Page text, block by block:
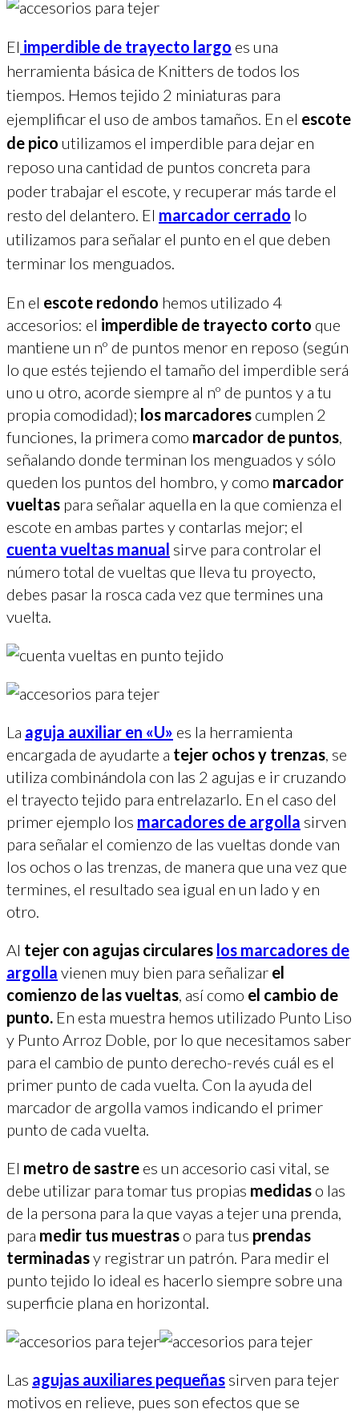
El imperdible de trayecto largo es una
herramienta básica de Knitters de todos los
tiempos. Hemos tejido 2 miniaturas para
ejemplificar el uso de ambos tamaños. En el escote
de pico utilizamos el imperdible para dejar en
reposo una cantidad de puntos concreta para
poder trabajar el escote, y recuperar más tarde el
resto del delantero. El marcador cerrado lo
utilizamos para señalar el punto en el que deben
terminar los menguados.
En el escote redondo hemos utilizado 4
accesorios: el imperdible de trayecto corto que
mantiene un nº de puntos menor en reposo (según
lo que estés tejiendo el tamaño del imperdible será
uno u otro, acorde siempre al nº de puntos y a tu
propia comodidad); los marcadores cumplen 2
funciones, la primera como marcador de puntos,
señalando donde terminan los menguados y sólo
queden los puntos del hombro, y como marcador
vueltas para señalar aquella en la que comienza el
escote en ambas partes y contarlas mejor; el
cuenta vueltas manual sirve para controlar el
número total de vueltas que lleva tu proyecto,
debes pasar la rosca cada vez que termines una
vuelta.
La aguja auxiliar en «U» es la herramienta
encargada de ayudarte a tejer ochos y trenzas, se
utiliza combinándola con las 2 agujas e ir cruzando
el trayecto tejido para entrelazarlo. En el caso del
primer ejemplo los marcadores de argolla sirven
para señalar el comienzo de las vueltas donde van
los ochos o las trenzas, de manera que una vez que
termines, el resultado sea igual en un lado y en
otro.
Al tejer con agujas circulares los marcadores de
argolla vienen muy bien para señalizar el
comienzo de las vueltas, así como el cambio de
punto. En esta muestra hemos utilizado Punto Liso
y Punto Arroz Doble, por lo que necesitamos saber
para el cambio de punto derecho-revés cuál es el
primer punto de cada vuelta. Con la ayuda del
marcador de argolla vamos indicando el primer
punto de cada vuelta.
El metro de sastre es un accesorio casi vital, se
debe utilizar para tomar tus propias medidas o las
de la persona para la que vayas a tejer una prenda,
para medir tus muestras o para tus prendas
terminadasy registrar un patrón. Para medir el
punto tejido lo ideal es hacerlo siempre sobre una
superficie plana en horizontal.
Las agujas auxiliares pequeñas sirven para tejer
motivos en relieve, pues son efectos que se